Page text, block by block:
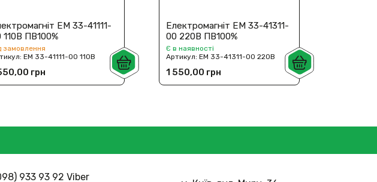
ЕМ 33-41111-
110В ПВ100%
замовлення
ЕМ 33-41111-00 110В
грн
Електромагніт ЕМ 33-41311-
00 220В ПВ100%
Є в наявності
Артикул: ЕМ 33-41311-00 220В
1 550,00 грн
933 93 92 Viber